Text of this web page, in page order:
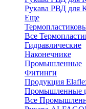
Рукава РВД для
Еще
Все
Гидравлические
Наконечнике
Промышленные
Фитинги
Продукция
Промышленные
Все